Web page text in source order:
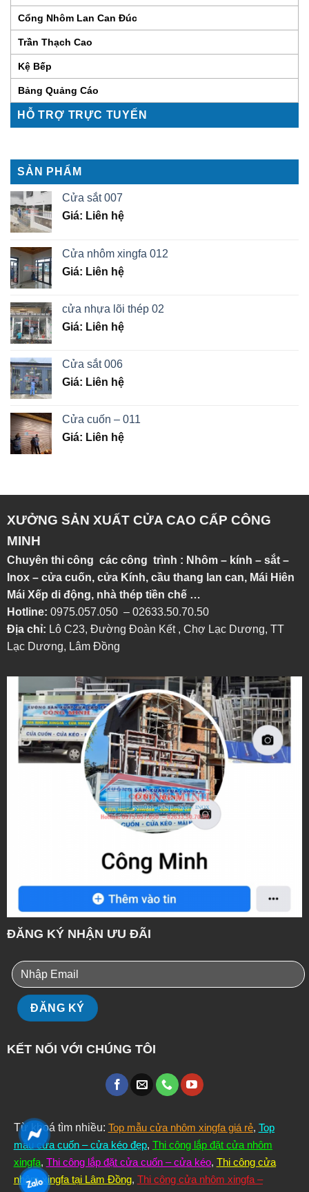
Cổng Nhôm Lan Can Đúc
Trần Thạch Cao
Kệ Bếp
Bảng Quảng Cáo
HỖ TRỢ TRỰC TUYẾN
SẢN PHẨM
Cửa sắt 007
Giá: Liên hệ
Cửa nhôm xingfa 012
Giá: Liên hệ
cửa nhựa lõi thép 02
Giá: Liên hệ
Cửa sắt 006
Giá: Liên hệ
Cửa cuốn – 011
Giá: Liên hệ
XƯỞNG SẢN XUẤT CỬA CAO CẤP CÔNG
MINH
Chuyên thi công các công trình : Nhôm – kính – sắt –
Inox – cửa cuốn, cửa Kính, cầu thang lan can, Mái Hiên
Mái Xếp di động, nhà thép tiền chế …
Hotline: 0975.057.050 – 02633.50.70.50
Địa chỉ: Lô C23, Đường Đoàn Kết , Chợ Lạc Dương, TT
Lạc Dương, Lâm Đồng
ĐĂNG KÝ NHẬN ƯU ĐÃI
KẾT NỐI VỚI CHÚNG TÔI
Từ khoá tìm nhiều: Top mẫu cửa nhôm xingfa giá rẻ, Top
mẫu cửa cuốn – cửa kéo đẹp, Thi công lắp đặt cửa nhôm
xingfa, Thi công lắp đặt cửa cuốn – cửa kéo, Thi công cửa
nhôm xingfa tại Lâm Đồng, Thi công cửa nhôm xingfa –